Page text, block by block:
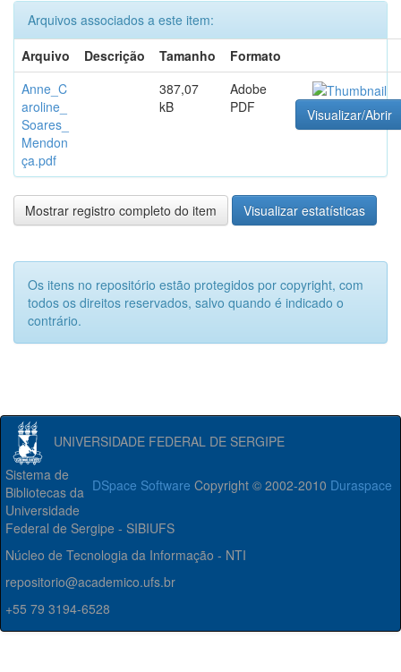
Arquivos associados a este item:
Arquivo
Descrição Tamanho
Formato
Anne_C
aroline_
Soares_
Mendon
ça.pdf
387,07
kB
Adobe
PDF
Visualizar/Abrir
Mostrar registro completo do item Visualizar estatísticas
Os itens no repositório estão protegidos por copyright, com
todos os direitos reservados, salvo quando é indicado o
contrário.
UNIVERSIDADE FEDERAL DE SERGIPE
DSpace Software Copyright © 2002-2010 Duraspace
Sistema de
Bibliotecas da
Universidade
Federal de Sergipe - SIBIUFS
Núcleo de Tecnologia da Informação - NTI
repositorio@academico.ufs.br
+55 79 3194-6528